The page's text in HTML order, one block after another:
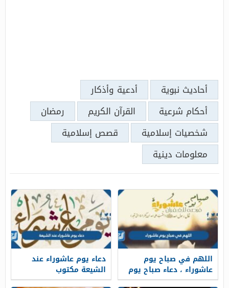
أحاديث نبوية
أدعية وأذكار
أحكام شرعية
القرآن الكريم
رمضان
شخصيات إسلامية
قصص إسلامية
معلومات دينية
اللهم في صباح يوم
عاشوراء ، دعاء صباح يوم
عاشوراء مكتوب
دعاء يوم عاشوراء عند
الشيعة مكتوب